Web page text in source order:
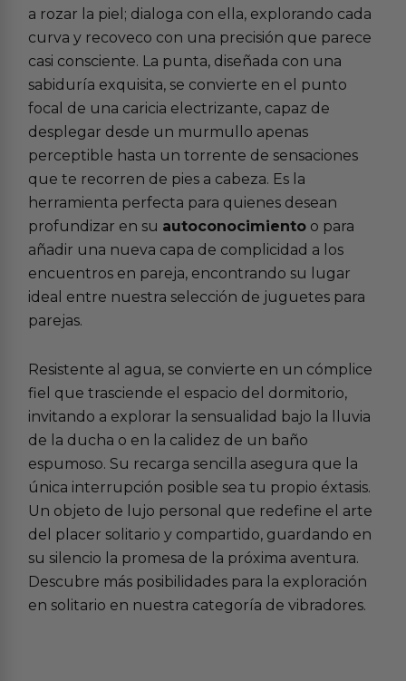
a rozar la piel; dialoga con ella, explorando cada
curva y recoveco con una precisión que parece
casi consciente. La punta, diseñada con una
sabiduría exquisita, se convierte en el punto
focal de una caricia electrizante, capaz de
desplegar desde un murmullo apenas
perceptible hasta un torrente de sensaciones
que te recorren de pies a cabeza. Es la
herramienta perfecta para quienes desean
profundizar en su autoconocimiento o para
añadir una nueva capa de complicidad a los
encuentros en pareja, encontrando su lugar
ideal entre nuestra selección de juguetes para
parejas.
Resistente al agua, se convierte en un cómplice
fiel que trasciende el espacio del dormitorio,
invitando a explorar la sensualidad bajo la lluvia
de la ducha o en la calidez de un baño
espumoso. Su recarga sencilla asegura que la
única interrupción posible sea tu propio éxtasis.
Un objeto de lujo personal que redefine el arte
del placer solitario y compartido, guardando en
su silencio la promesa de la próxima aventura.
Descubre más posibilidades para la exploración
en solitario en nuestra categoría devibradores.